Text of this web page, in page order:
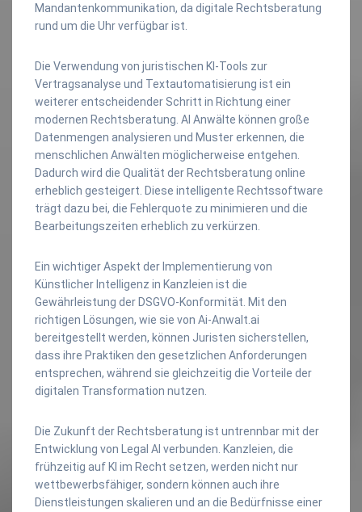
Mandantenkommunikation, da digitale Rechtsberatung
rund um die Uhr verfügbar ist.
Die Verwendung von juristischen KI-Tools zur
Vertragsanalyse und Textautomatisierung ist ein
weiterer entscheidender Schritt in Richtung einer
modernen Rechtsberatung. AI Anwälte können große
Datenmengen analysieren und Muster erkennen, die
menschlichen Anwälten möglicherweise entgehen.
Dadurch wird die Qualität der Rechtsberatung online
erheblich gesteigert. Diese intelligente Rechtssoftware
trägt dazu bei, die Fehlerquote zu minimieren und die
Bearbeitungszeiten erheblich zu verkürzen.
Ein wichtiger Aspekt der Implementierung von
Künstlicher Intelligenz in Kanzleien ist die
Gewährleistung der DSGVO-Konformität. Mit den
richtigen Lösungen, wie sie von Ai-Anwalt.ai
bereitgestellt werden, können Juristen sicherstellen,
dass ihre Praktiken den gesetzlichen Anforderungen
entsprechen, während sie gleichzeitig die Vorteile der
digitalen Transformation nutzen.
Die Zukunft der Rechtsberatung ist untrennbar mit der
Entwicklung von Legal AI verbunden. Kanzleien, die
frühzeitig auf KI im Recht setzen, werden nicht nur
wettbewerbsfähiger, sondern können auch ihre
Dienstleistungen skalieren und an die Bedürfnisse einer